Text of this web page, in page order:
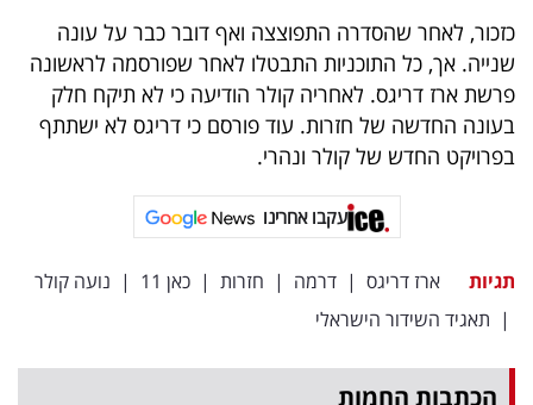
אחרינו:
כזכור, לאחר שהסדרה התפוצצה ואף דובר כבר על עונה
שנייה. אך, כל התוכניות התבטלו לאחר שפורסמה לראשונה
פרשת ארז דריגס. לאחריה קולר הודיעה כי לא תיקח חלק
בעונה החדשה של חזרות. עוד פורסם כי דריגס לא ישתתף
בפרויקט החדש של קולר ונהרי.
עקבו אחרינו
תגיות ארז דריגס | דרמה | חזרות | כאן 11 | נועה קולר
| תאגיד השידור הישראלי
הכתבות החמות